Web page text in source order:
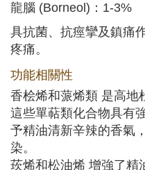
龍腦 (Borneol)：1-3%
具抗菌、抗痙攣及鎮痛
疼痛。
功能相關性
香桧烯和蒎烯類 是高地
這些單萜類化合物具有
予精油清新辛辣的香氣
染。
莰烯和松油烯 增強了精